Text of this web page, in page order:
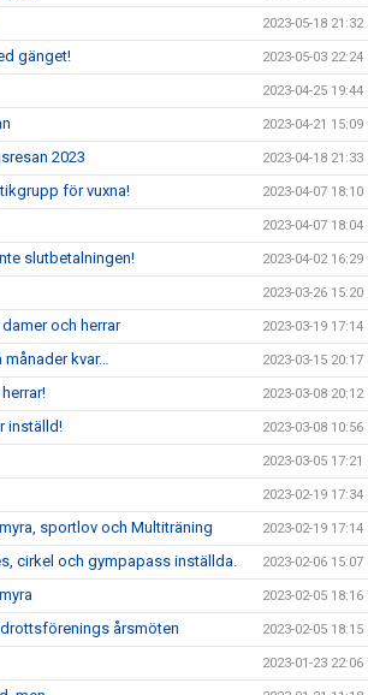
2023-05-18 21:32
gänget! 2023-05-03 22:24
2023-04-25 19:44
2023-04-21 15:09
2023 2023-04-18 21:33
för vuxna! 2023-04-07 18:10
2023-04-07 18:04
slutbetalningen! 2023-04-02 16:29
2023-03-26 15:20
och herrar 2023-03-19 17:14
månader kvar… 2023-03-15 20:17
2023-03-08 20:12
inställd! 2023-03-08 10:56
2023-03-05 17:21
2023-02-19 17:34
sportlov och Multiträning 2023-02-19 17:14
cirkel och gympapass inställda. 2023-02-06 15:07
2023-02-05 18:16
årsmöten 2023-02-05 18:15
2023-01-23 22:06